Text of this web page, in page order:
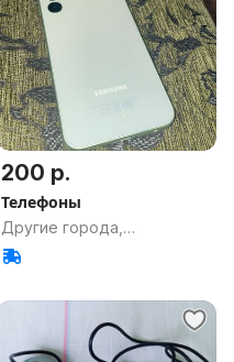
200 р.
Телефоны
Другие города,
Гомельская обл.